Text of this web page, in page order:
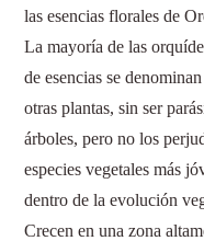
las esencias florales de
La mayoría de las
de esencias se
otras plantas, sin ser
árboles, pero no los
especies vegetales más
dentro de la evolución
Crecen en una zona